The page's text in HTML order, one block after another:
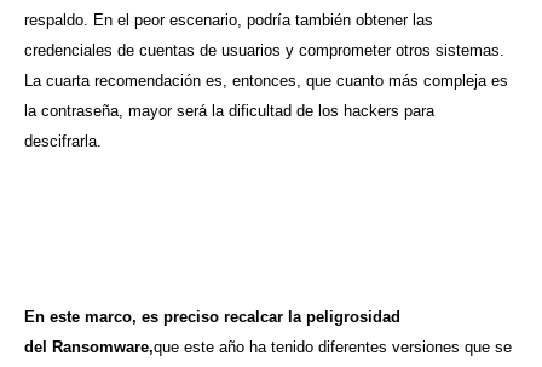
respaldo. En el peor escenario, podría también obtener las
credenciales de cuentas de usuarios y comprometer otros sistemas.
La cuarta recomendación es, entonces, que cuanto más compleja es
la contraseña, mayor será la dificultad de los hackers para
descifrarla.
En este marco, es preciso recalcar la peligrosidad
del Ransomware,que este año ha tenido diferentes versiones que se